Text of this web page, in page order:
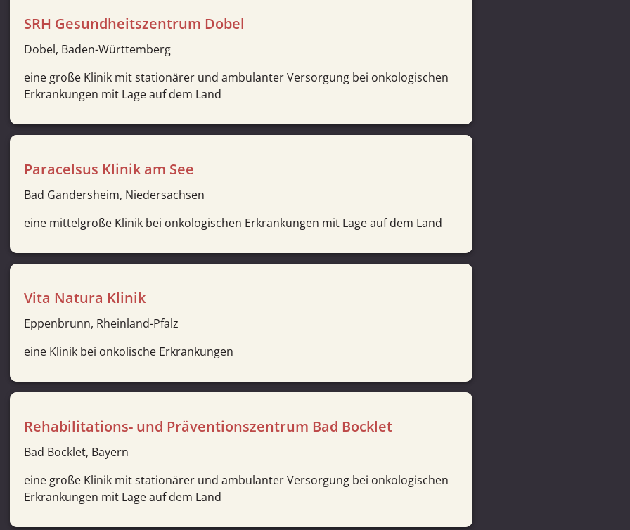
SRH Gesundheitszentrum Dobel
Dobel, Baden-Württemberg
eine große Klinik mit stationärer und ambulanter Versorgung bei onkologischen
Erkrankungen mit Lage auf dem Land
Paracelsus Klinik am See
Bad Gandersheim, Niedersachsen
eine mittelgroße Klinik bei onkologischen Erkrankungen mit Lage auf dem Land
Vita Natura Klinik
Eppenbrunn, Rheinland-Pfalz
eine Klinik bei onkolische Erkrankungen
Rehabilitations- und Präventionszentrum Bad Bocklet
Bad Bocklet, Bayern
eine große Klinik mit stationärer und ambulanter Versorgung bei onkologischen
Erkrankungen mit Lage auf dem Land